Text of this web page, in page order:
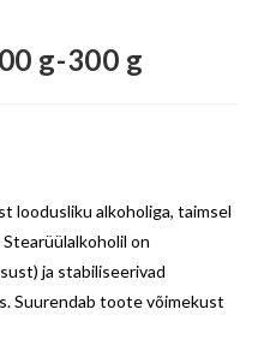
g-300 g
loodusliku alkoholiga, taimsel
on
ja stabiliseerivad
Suurendab toote võimekust